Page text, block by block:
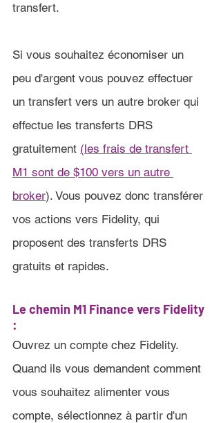
transfert.
Si vous souhaitez économiser un
peu d'argent vous pouvez effectuer
un transfert vers un autre broker qui
effectue les transferts DRS
gratuitement (les frais de transfert
M1 sont de $100 vers un autre
broker). Vous pouvez donc transférer
vos actions vers Fidelity, qui
proposent des transferts DRS
gratuits et rapides.
Le chemin M1 Finance vers Fidelity
:
Ouvrez un compte chez Fidelity.
Quand ils vous demandent comment
vous souhaitez alimenter vous
compte, sélectionnez à partir d'un